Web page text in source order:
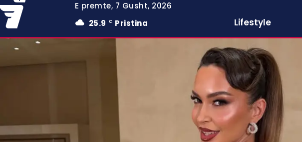
E premte, 7 Gusht, 2026
25.9
C Pristina Lifestyle